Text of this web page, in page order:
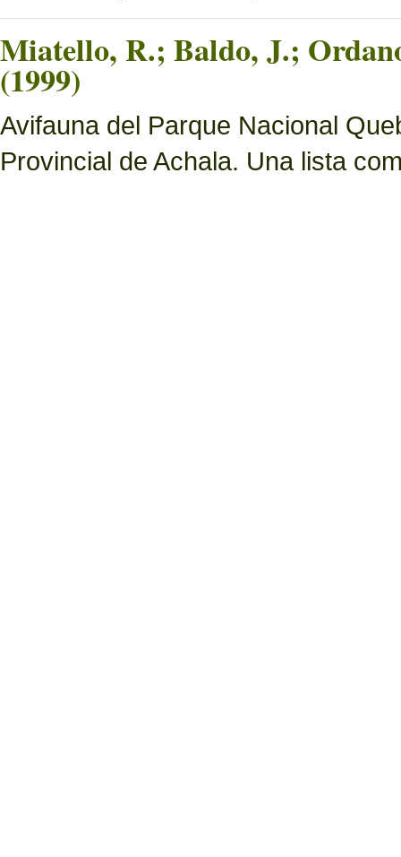
Miatello, R.; Baldo, J.;
(1999)
Avifauna del Parque Nacional
Provincial de Achala. Una lista